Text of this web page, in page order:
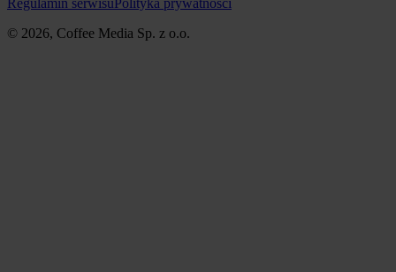
Regulamin serwisuPolityka prywatności
© 2026, Coffee Media Sp. z o.o.